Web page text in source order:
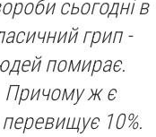
сьогодні в
грип -
помирає.
Причому ж є
перевищує 10%.